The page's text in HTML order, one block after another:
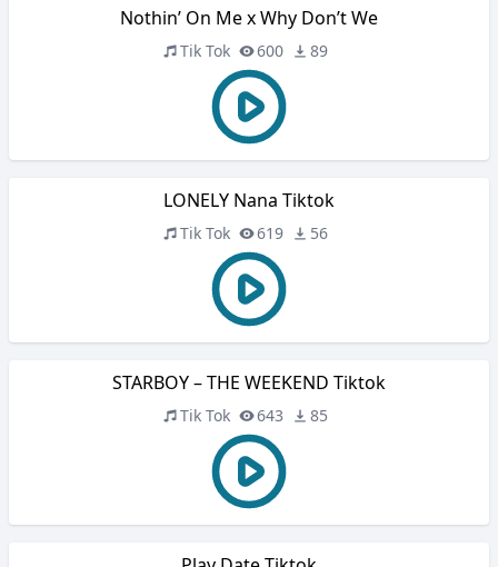
Nothin’ On Me x Why Don’t We
Tik Tok 600 89
LONELY Nana Tiktok
Tik Tok 619 56
STARBOY – THE WEEKEND Tiktok
Tik Tok 643 85